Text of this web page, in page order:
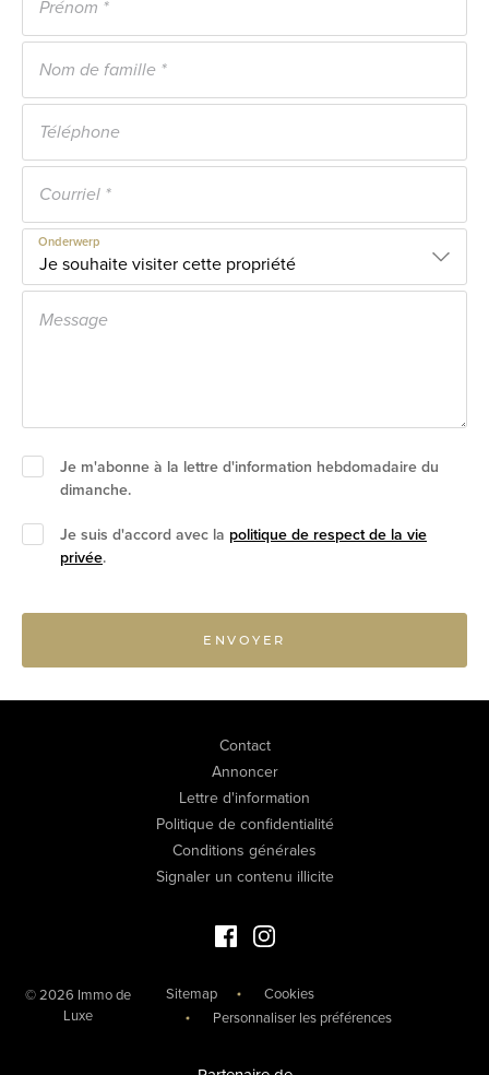
Onderwerp
Je m'abonne à la lettre d'information hebdomadaire du
dimanche.
Je suis d'accord avec la politique de respect de la vie
privée.
ENVOYER
Contact
Annoncer
Lettre d'information
Politique de confidentialité
Conditions générales
Signaler un contenu illicite
Facebook Immo de Luxe
Instagram Immo de Luxe
© 2026 Immo de
Luxe
Sitemap
Cookies
Personnaliser les préférences